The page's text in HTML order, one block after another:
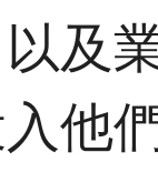
及
他